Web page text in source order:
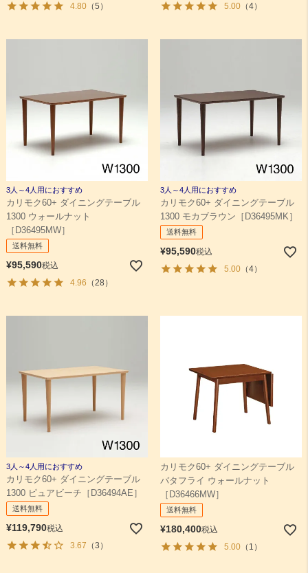
4.80（5） 5.00（4）
3人～4人用におすすめ
カリモク60+ ダイニングテーブル
1300 ウォールナット
［D36495MW］
送料無料
¥95,590税込
4.96 （28）
3人～4人用におすすめ
カリモク60+ ダイニングテーブル
1300 モカブラウン［D36495MK］
送料無料
¥95,590税込
5.00（4）
3人～4人用におすすめ
カリモク60+ ダイニングテーブル
1300 ピュアビーチ［D36494AE］
送料無料
¥119,790税込
3.67 （3）
カリモク60+ ダイニングテーブル
バタフライ ウォールナット
［D36466MW］
送料無料
¥180,400税込
5.00（1）